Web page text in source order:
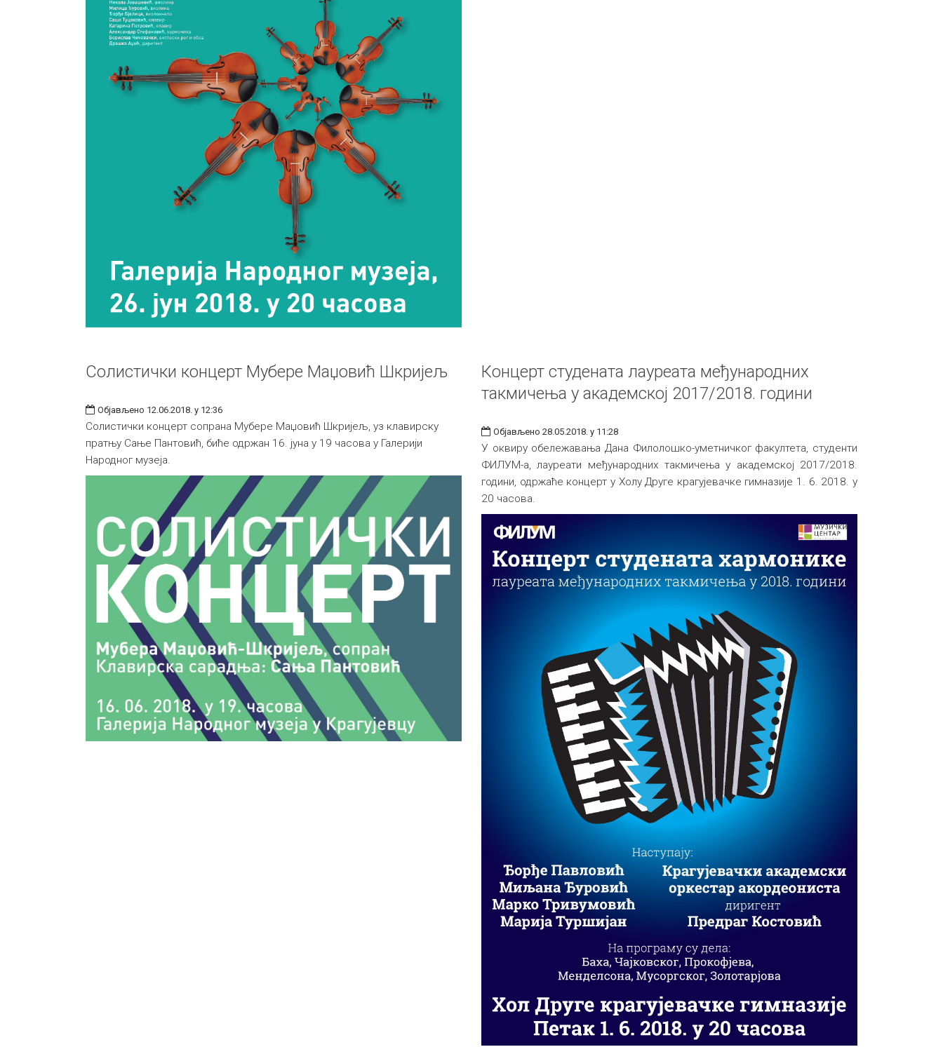
Солистички концерт Мубере Маџовић Шкријељ
Објављено 12.06.2018. у 12:36
Солистички концерт сопрана Мубере Маџовић Шкријељ, уз клавирску
пратњу Сање Пантовић, биће одржан 16. јуна у 19 часова у Галерији
Народног музеја.
Концерт студената лауреата међународних
такмичења у академској 2017/2018. години
Објављено 28.05.2018. у 11:28
У оквиру обележавања Дана Филолошко-уметничког факултета, студенти
ФИЛУМ-а, лауреати међународних такмичења у академској 2017/2018.
години, одржаће концерт у Холу Друге крагујевачке гимназије 1. 6. 2018. у
20 часова.